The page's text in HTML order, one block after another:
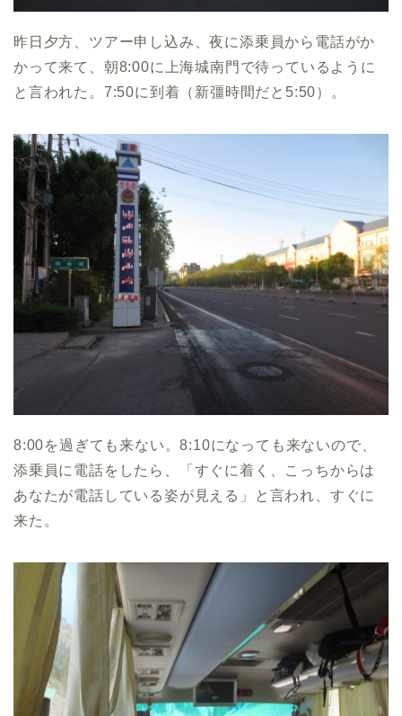
昨日夕方、ツアー申し込み、夜に添乗員から電話がか
かって来て、朝8:00に上海城南門で待っているように
と言われた。7:50に到着（新彊時間だと5:50）。
8:00を過ぎても来ない。8:10になっても来ないので、
添乗員に電話をしたら、「すぐに着く、こっちからは
あなたが電話している姿が見える」と言われ、すぐに
来た。